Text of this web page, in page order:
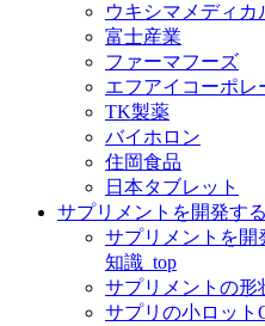
ウキシマメディカ
富士産業
ファーマフーズ
エフアイコーポレ
TK製薬
バイホロン
住岡食品
日本タブレット
サプリメントを開発す
サプリメントを開
知識_top
サプリメントの形
サプリの小ロット